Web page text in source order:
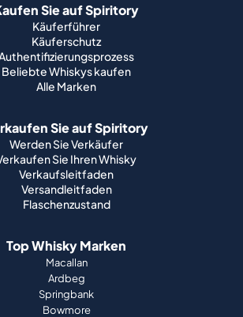
Sie auf Spiritory
Käuferführer
Käuferschutz
Beliebte Whiskys kaufen
Alle Marken
Sie auf Spiritory
Werden Sie Verkäufer
Sie Ihren Whisky
Verkaufsleitfaden
Versandleitfaden
Flaschenzustand
Top Whisky Marken
Macallan
Ardbeg
Springbank
Bowmore